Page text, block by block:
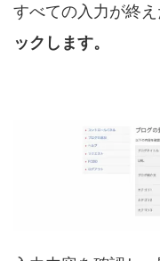
すべての入力が終え
ックします。